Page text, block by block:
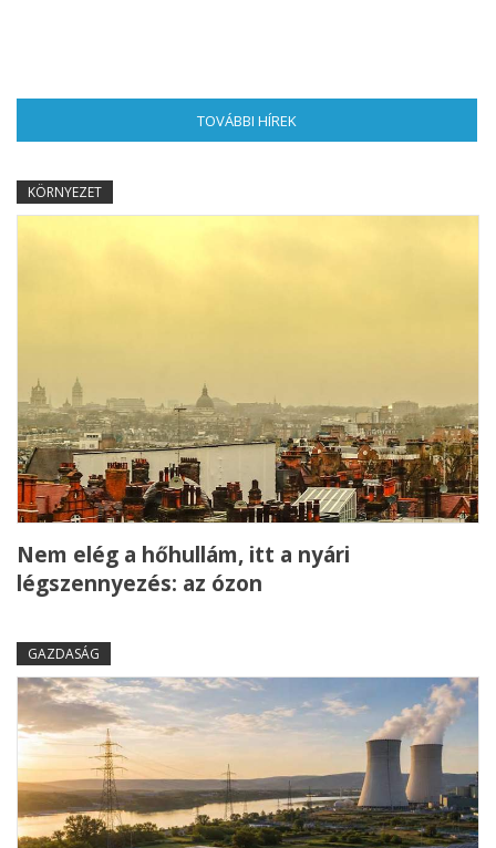
TOVÁBBI HÍREK
KÖRNYEZET
Nem elég a hőhullám, itt a nyári
légszennyezés: az ózon
GAZDASÁG